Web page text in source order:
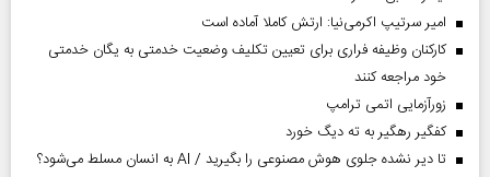
امیر سرتیپ اکرمی‌نیا: ارتش کاملا آماده است
کارکنان وظیفه فراری برای تعیین تکلیف وضعیت خدمتی به یگان خدمتی
خود مراجعه کنند
زورآزمایی اتمی ترامپ
کفگیر رهگیر به ته دیگ خورد
تا دیر نشده جلوی هوش مصنوعی را بگیرید / AI به انسان مسلط می‌شود؟